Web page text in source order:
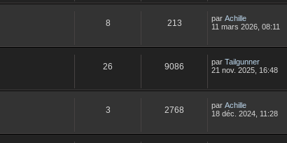
8 213 par Achille
11 mars 2026, 08:11
26 9086 par Tailgunner
21 nov. 2025, 16:48
3 2768 par Achille
18 déc. 2024, 11:28